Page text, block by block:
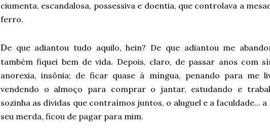
ciumenta, escandalosa, possessiva e doentia, que controlava a
ferro.
De que adiantou tudo aquilo, hein? De que adiantou me
também fiquei bem de vida. Depois, claro, de passar anos com
anorexia, insônia; de ficar quase à míngua, penando para me
vendendo o almoço para comprar o jantar, estudando e
sozinha as dívidas que contraímos juntos, o aluguel e a faculdade... a
seu merda, ficou de pagar para mim.